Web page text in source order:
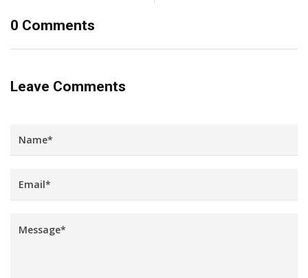
0 Comments
Leave Comments